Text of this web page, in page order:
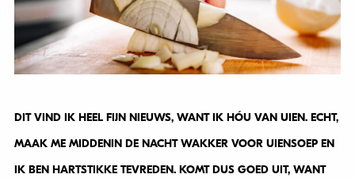
DIT VIND IK HEEL FIJN NIEUWS, WANT IK HÓU VAN UIEN. ECHT,
MAAK ME MIDDENIN DE NACHT WAKKER VOOR UIENSOEP EN
IK BEN HARTSTIKKE TEVREDEN. KOMT DUS GOED UIT, WANT